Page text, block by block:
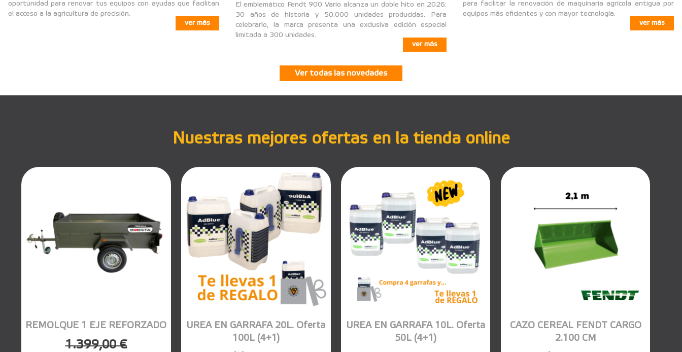
oportunidad para renovar tus equipos con ayudas que facilitan
el acceso a la agricultura de precisión.
ver más
El emblemático Fendt 900 Vario alcanza un doble hito en 2026:
30 años de historia y 50.000 unidades producidas. Para
celebrarlo, la marca presenta una exclusiva edición especial
limitada a 300 unidades.
ver más
para facilitar la renovación de maquinaria agrícola antigua por
equipos más eficientes y con mayor tecnología.
ver más
Ver todas las novedades
Nuestras mejores ofertas en la tienda online
REMOLQUE 1 EJE REFORZADO
1.399,00 €
UREA EN GARRAFA 20L. Oferta
100L (4+1)
UREA EN GARRAFA 10L. Oferta
50L (4+1)
CAZO CEREAL FENDT CARGO
2.100 CM